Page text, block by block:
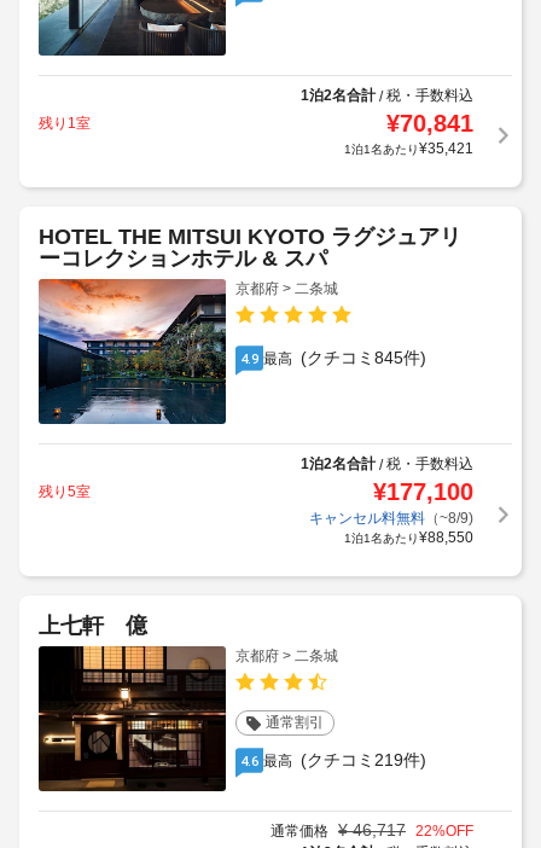
1泊2名合計/税・手数料込
残り1室
¥70,841
1泊1名あたり¥35,421
HOTEL THE MITSUI KYOTO ラグジュアリ
ーコレクションホテル & スパ
京都府 > 二条城
4.9 最高 (クチコミ845件)
1泊2名合計/税・手数料込
残り5室
¥177,100
キャンセル料無料（~8/9)
1泊1名あたり¥88,550
上七軒 億
京都府 > 二条城
通常割引
4.6 最高 (クチコミ219件)
通常価格 ¥ 46,717 22%OFF